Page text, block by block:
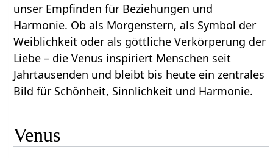
unser Empfinden für Beziehungen und
Harmonie. Ob als Morgenstern, als Symbol der
Weiblichkeit oder als göttliche Verkörperung der
Liebe – die Venus inspiriert Menschen seit
Jahrtausenden und bleibt bis heute ein zentrales
Bild für Schönheit, Sinnlichkeit und Harmonie.
Venus